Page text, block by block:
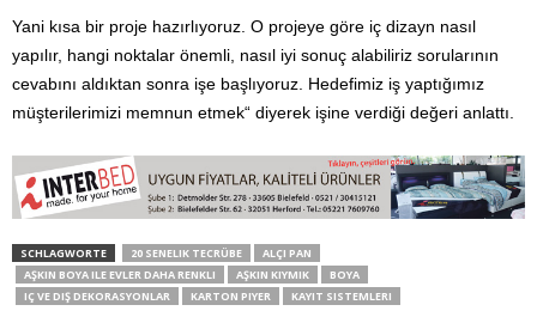
Yani kısa bir proje hazırlıyoruz. O projeye göre iç dizayn nasıl
yapılır, hangi noktalar önemli, nasıl iyi sonuç alabiliriz sorularının
cevabını aldıktan sonra işe başlıyoruz. Hedefimiz iş yaptığımız
müşterilerimizi memnun etmek“ diyerek işine verdiği değeri anlattı.
SCHLAGWORTE 20 SENELIK TECRÜBE
ALÇI PAN
AŞKIN BOYA ILE EVLER DAHA RENKLI
AŞKIN KIYMIK
BOYA
IÇ VE DIŞ DEKORASYONLAR
KARTON PIYER KAYIT SISTEMLERI